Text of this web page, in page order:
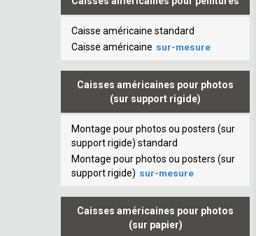
Caisse américaine standard
Caisse américaine sur-mesure
Caisses américaines pour photos
(sur support rigide)
Montage pour photos ou posters (sur
support rigide) standard
Montage pour photos ou posters (sur
support rigide) sur-mesure
Caisses américaines pour photos
(sur papier)